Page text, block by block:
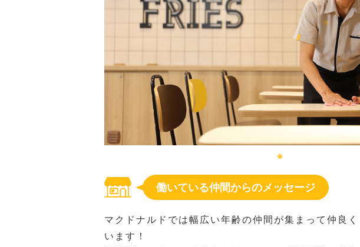
働いている仲間からのメッセージ
マクドナルドでは幅広い年齢の仲間が集まって仲良
います！